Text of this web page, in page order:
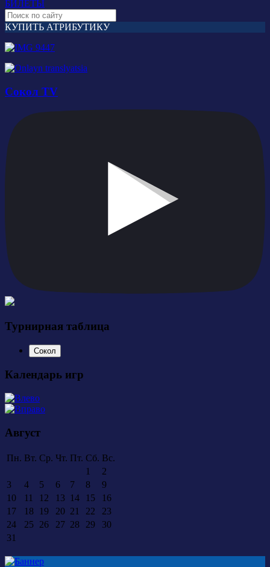
БИЛЕТЫ
КУПИТЬ АТРИБУТИКУ
Сокол TV
Турнирная таблица
Сокол
Календарь игр
Август
Пн. Вт. Ср. Чт. Пт. Сб. Вс.
1
2
3
4 5 6 7 8
9
10
11 12 13 14 15
16
17
18 19 20 21 22
23
24
25 26 27 28 29
30
31